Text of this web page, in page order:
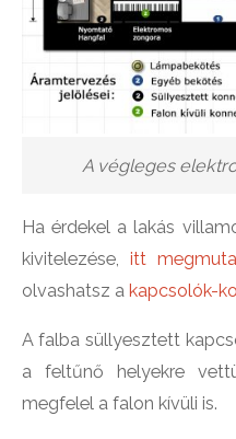
A végleges
Ha érdekel a lakás
kivitelezése,itt
olvashatsz a kapcsolók-
A falba süllyesztett
a feltűnő helyekre
megfelel a falon kívüli is.